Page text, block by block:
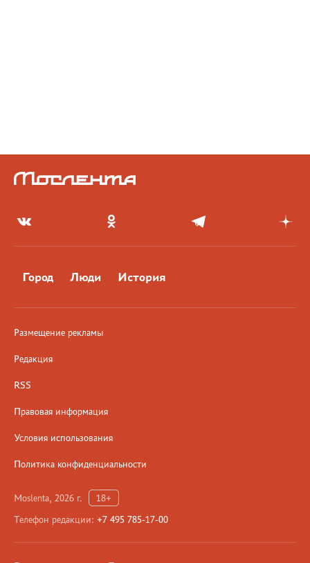
Город Люди История
Размещение рекламы
Редакция
RSS
Правовая информация
Условия использования
Политика конфиденциальности
Moslenta, 2026 г.
18+
Телефон редакции: +7 495 785-17-00